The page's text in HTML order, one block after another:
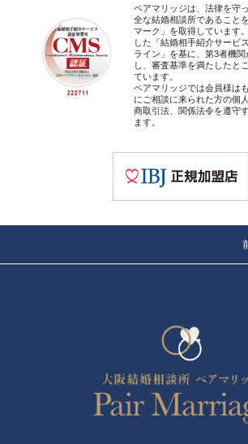
ペアマリッジは、法律を守
全な結婚相談所であること
マーク」を取得しています
した「結婚相手紹介サービ
ライン」を基に、第3者機
し、審査基準を満たしたと
ています。
ペアマリッジでは会員様は
にご相談に来られた方の個
商取引法、関係法令を遵守
ます。